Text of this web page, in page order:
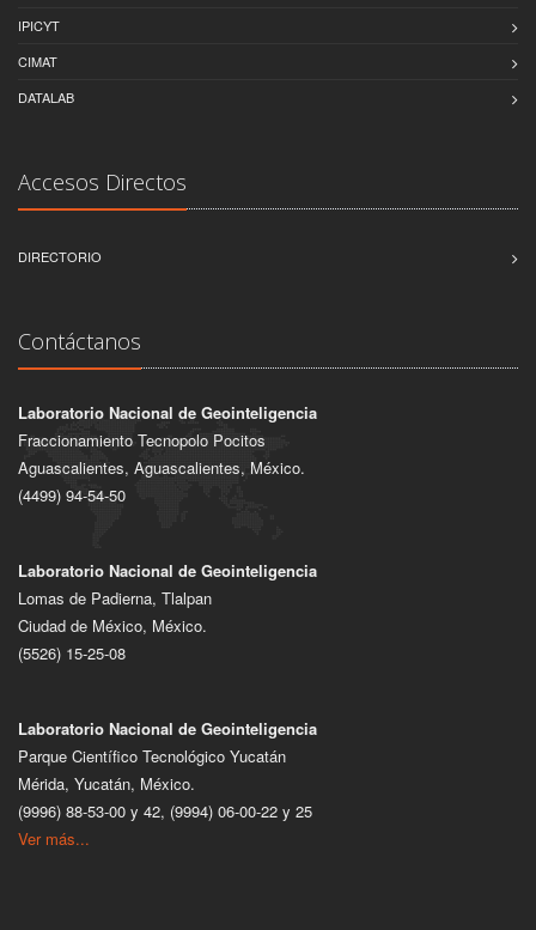
IPICYT
CIMAT
DATALAB
Accesos Directos
DIRECTORIO
Contáctanos
Laboratorio Nacional de Geointeligencia
Fraccionamiento Tecnopolo Pocitos
Aguascalientes, Aguascalientes, México.
(4499) 94-54-50
Laboratorio Nacional de Geointeligencia
Lomas de Padierna, Tlalpan
Ciudad de México, México.
(5526) 15-25-08
Laboratorio Nacional de Geointeligencia
Parque Científico Tecnológico Yucatán
Mérida, Yucatán, México.
(9996) 88-53-00 y 42, (9994) 06-00-22 y 25
Ver más...